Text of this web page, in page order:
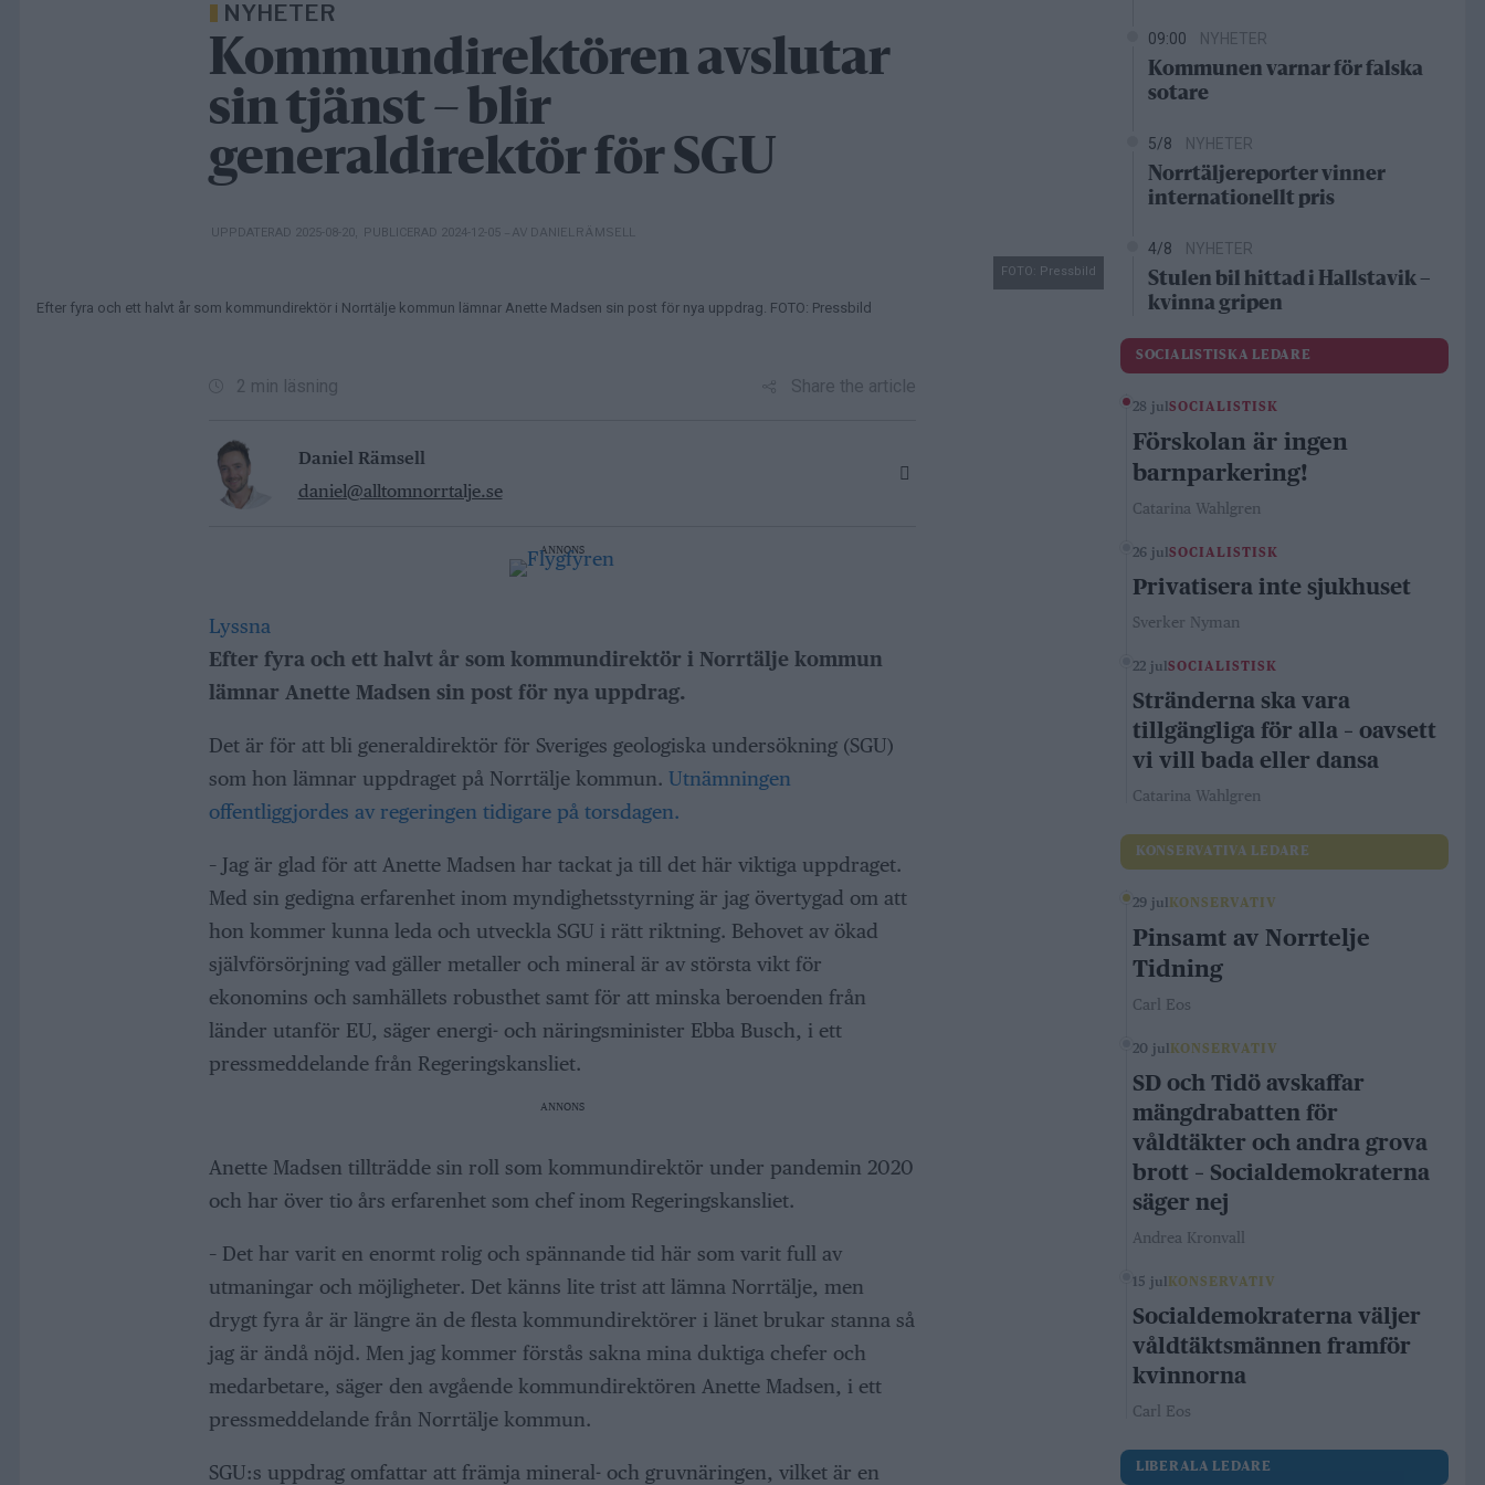
NYHETER
Kommundirektören avslutar
sin tjänst – blir
generaldirektör för SGU
UPPDATERAD 2025-08-20 , PUBLICERAD 2024-12-05 – AV DANIEL RÄMSELL
FOTO: Pressbild
Efter fyra och ett halvt år som kommundirektör i Norrtälje kommun lämnar Anette Madsen sin post för nya uppdrag. FOTO: Pressbild
2 min läsning Share the article
Daniel Rämsell
daniel@alltomnorrtalje.se
ANNONS
Lyssna
Efter fyra och ett halvt år som kommundirektör i Norrtälje kommun
lämnar Anette Madsen sin post för nya uppdrag.
Det är för att bli generaldirektör för Sveriges geologiska undersökning (SGU)
som hon lämnar uppdraget på Norrtälje kommun. Utnämningen
offentliggjordes av regeringen tidigare på torsdagen.
– Jag är glad för att Anette Madsen har tackat ja till det här viktiga uppdraget.
Med sin gedigna erfarenhet inom myndighetsstyrning är jag övertygad om att
hon kommer kunna leda och utveckla SGU i rätt riktning. Behovet av ökad
självförsörjning vad gäller metaller och mineral är av största vikt för
ekonomins och samhällets robusthet samt för att minska beroenden från
länder utanför EU, säger energi- och näringsminister Ebba Busch, i ett
pressmeddelande från Regeringskansliet.
ANNONS
Anette Madsen tillträdde sin roll som kommundirektör under pandemin 2020
och har över tio års erfarenhet som chef inom Regeringskansliet.
– Det har varit en enormt rolig och spännande tid här som varit full av
utmaningar och möjligheter. Det känns lite trist att lämna Norrtälje, men
drygt fyra år är längre än de flesta kommundirektörer i länet brukar stanna så
jag är ändå nöjd. Men jag kommer förstås sakna mina duktiga chefer och
medarbetare, säger den avgående kommundirektören Anette Madsen, i ett
pressmeddelande från Norrtälje kommun.
SGU:s uppdrag omfattar att främja mineral- och gruvnäringen, vilket är en
09:00 NYHETER
Kommunen varnar för falska
sotare
5/8 NYHETER
Norrtäljereporter vinner
internationellt pris
4/8 NYHETER
Stulen bil hittad i Hallstavik –
kvinna gripen
SOCIALISTISKA LEDARE
28 julSOCIALISTISK
Förskolan är ingen
barnparkering!
Catarina Wahlgren
26 julSOCIALISTISK
Privatisera inte sjukhuset
Sverker Nyman
22 julSOCIALISTISK
Stränderna ska vara
tillgängliga för alla – oavsett
vi vill bada eller dansa
Catarina Wahlgren
KONSERVATIVA LEDARE
29 jul KONSERVATIV
Pinsamt av Norrtelje
Tidning
Carl Eos
20 jul KONSERVATIV
SD och Tidö avskaffar
mängdrabatten för
våldtäkter och andra grova
brott – Socialdemokraterna
säger nej
Andrea Kronvall
15 jul KONSERVATIV
Socialdemokraterna väljer
våldtäktsmännen framför
kvinnorna
Carl Eos
LIBERALA LEDARE